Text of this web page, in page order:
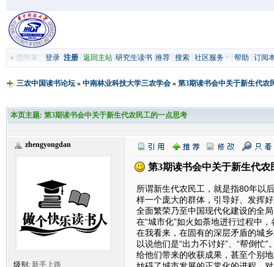
»您尚未 登录 注册| 返回主站| 研究生读书| 推荐| 搜索| 社区服务 帮助 订阅
三农中国读书论坛» 中南林业科技大学三农学会» 第3期读书会中关于新生代农
本页主题: 第3期读书会中关于新生代农民工的一点思考
zhengyongdan
级别: 新手上路
第3期读书会中关于新生代农
所谓新生代农民工，就是指80年以
样一个庞大的群体，引导好、发挥
全面繁荣乃至中国现代化建设的全
在“城市化”如火如荼地进行过程中
在我看来，在固有的深层矛盾的城
以说他们是“出力不讨好”、“帮倒忙
给他们带来的收获成果，甚至个别